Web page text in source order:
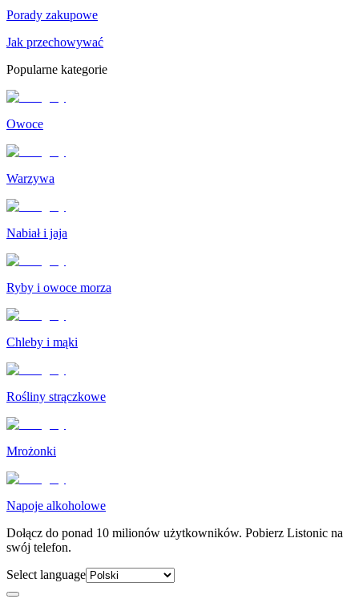
Porady zakupowe
Jak przechowywać
Popularne kategorie
Owoce
Warzywa
Nabiał i jaja
Ryby i owoce morza
Chleby i mąki
Rośliny strączkowe
Mrożonki
Napoje alkoholowe
Dołącz do ponad 10 milionów użytkowników. Pobierz Listonic na
swój telefon.
Select language